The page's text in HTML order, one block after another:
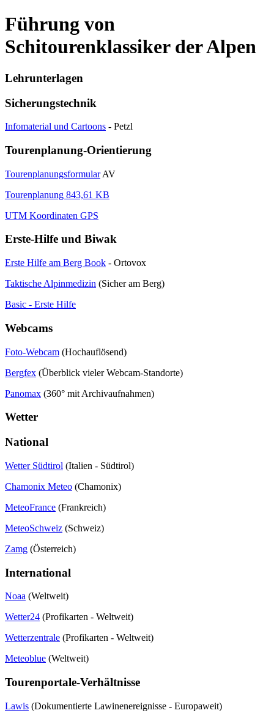
Führung von
Schitourenklassiker der Alpen
Lehrunterlagen
Sicherungstechnik
Infomaterial und Cartoons - Petzl
Tourenplanung-Orientierung
TourenplanungsformularAV
Tourenplanung 843,61 KB
UTM Koordinaten GPS
Erste-Hilfe und Biwak
Erste Hilfe am Berg Book - Ortovox
Taktische Alpinmedizin (Sicher am Berg)
Basic - Erste Hilfe
Webcams
Foto-Webcam (Hochauflösend)
Bergfex (Überblick vieler Webcam-Standorte)
Panomax (360° mit Archivaufnahmen)
Wetter
National
Wetter Südtirol (Italien - Südtirol)
Chamonix Meteo (Chamonix)
MeteoFrance (Frankreich)
MeteoSchweiz (Schweiz)
Zamg (Österreich)
International
Noaa (Weltweit)
Wetter24 (Profikarten - Weltweit)
Wetterzentrale (Profikarten - Weltweit)
Meteoblue (Weltweit)
Tourenportale-Verhältnisse
Lawis (Dokumentierte Lawinenereignisse - Europaweit)